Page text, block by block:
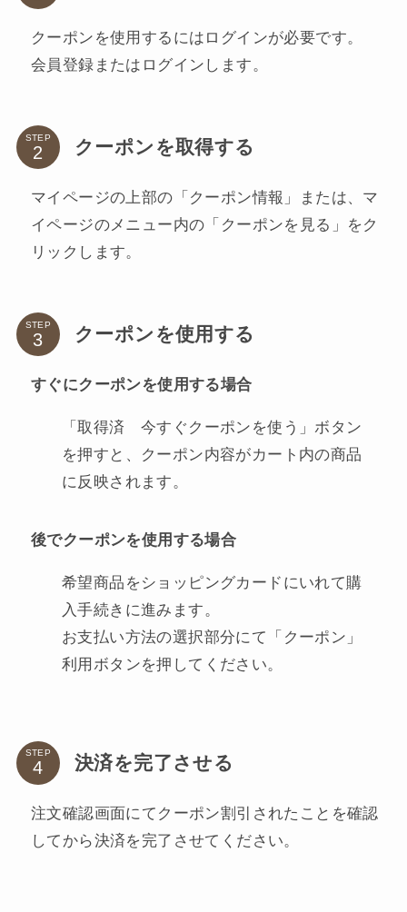
クーポンを使用するにはログインが必要です。
会員登録またはログインします。
STEP クーポンを取得する
マイページの上部の「クーポン情報」または、マ
イページのメニュー内の「クーポンを見る」をク
リックします。
STEP クーポンを使用する
すぐにクーポンを使用する場合
「取得済 今すぐクーポンを使う」ボタン
を押すと、クーポン内容がカート内の商品
に反映されます。
後でクーポンを使用する場合
希望商品をショッピングカードにいれて購
入手続きに進みます。
お支払い方法の選択部分にて「クーポン」
利用ボタンを押してください。
STEP 決済を完了させる
注文確認画面にてクーポン割引されたことを確認
してから決済を完了させてください。